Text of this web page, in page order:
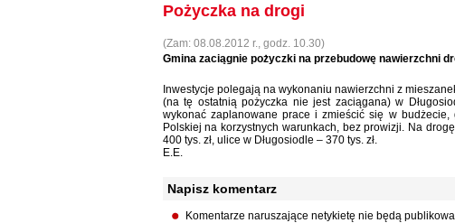
Pożyczka na drogi
(Zam: 08.08.2012 r., godz. 10.30)
Gmina zaciągnie pożyczki na przebudowę nawierzchni
Inwestycje polegają na wykonaniu nawierzchni z
(na tę ostatnią pożyczka nie jest zaciągana) w
wykonać zaplanowane prace i zmieścić się w
Polskiej na korzystnych warunkach, bez prowizji. Na
400 tys. zł, ulice w Długosiodle – 370 tys. zł.
E.E.
Napisz komentarz
Komentarze naruszające netykietę nie będą